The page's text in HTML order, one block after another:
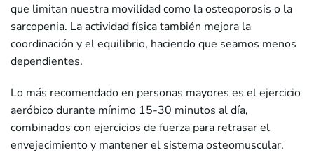
que limitan nuestra movilidad como la osteoporosis o la
sarcopenia. La actividad física también mejora la
coordinación y el equilibrio, haciendo que seamos menos
dependientes.
Lo más recomendado en personas mayores es el ejercicio
aeróbico durante mínimo 15-30 minutos al día,
combinados con ejercicios de fuerza para retrasar el
envejecimiento y mantener el sistema osteomuscular.